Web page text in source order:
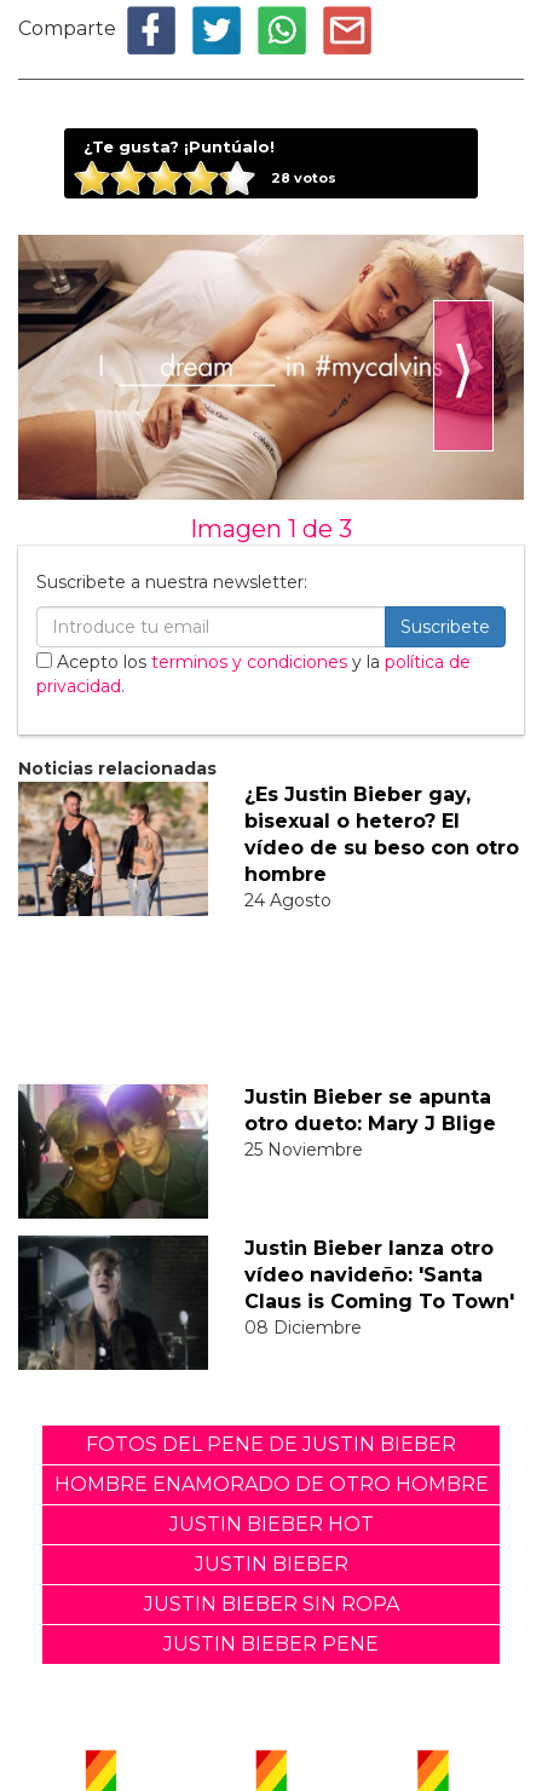
Comparte
¿Te gusta? ¡Puntúalo!
28 votos
⟩
Imagen 1 de 3
Suscribete a nuestra newsletter:
Suscribete
Acepto los terminos y condiciones y la política de
privacidad.
Noticias relacionadas
¿Es Justin Bieber gay,
bisexual o hetero? El
vídeo de su beso con otro
hombre
24 Agosto
Justin Bieber se apunta
otro dueto: Mary J Blige
25 Noviembre
Justin Bieber lanza otro
vídeo navideño: 'Santa
Claus is Coming To Town'
08 Diciembre
FOTOS DEL PENE DE JUSTIN BIEBER
HOMBRE ENAMORADO DE OTRO HOMBRE
JUSTIN BIEBER HOT
JUSTIN BIEBER
JUSTIN BIEBER SIN ROPA
JUSTIN BIEBER PENE